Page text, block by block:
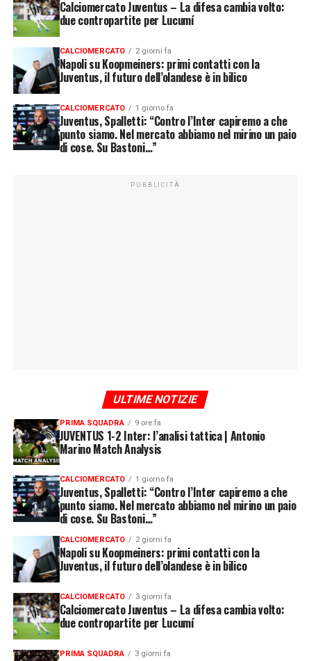
Calciomercato Juventus – La difesa cambia volto:
due contropartite per Lucumí
CALCIOMERCATO 2 giorni fa
Napoli su Koopmeiners: primi contatti con la
Juventus, il futuro dell’olandese è in bilico
CALCIOMERCATO 1 giorno fa
Juventus, Spalletti: “Contro l’Inter capiremo a che
punto siamo. Nel mercato abbiamo nel mirino un paio
di cose. Su Bastoni…”
PUBBLICITÀ
ULTIME NOTIZIE
PRIMA SQUADRA 9 ore fa
JUVENTUS 1-2 Inter: l’analisi tattica | Antonio
Marino Match Analysis
CALCIOMERCATO 1 giorno fa
Juventus, Spalletti: “Contro l’Inter capiremo a che
punto siamo. Nel mercato abbiamo nel mirino un paio
di cose. Su Bastoni…”
CALCIOMERCATO 2 giorni fa
Napoli su Koopmeiners: primi contatti con la
Juventus, il futuro dell’olandese è in bilico
CALCIOMERCATO 3 giorni fa
Calciomercato Juventus – La difesa cambia volto:
due contropartite per Lucumí
PRIMA SQUADRA 3 giorni fa